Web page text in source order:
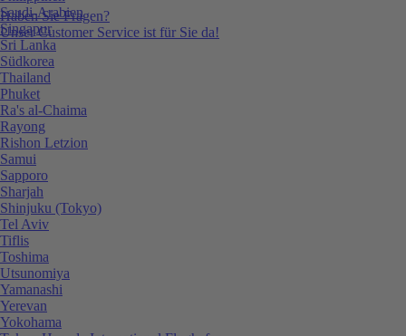
Haben Sie Fragen?
Unser Customer Service ist für Sie da!
Saudi-Arabien
Singapur
Sri Lanka
Südkorea
Thailand
Phuket
Ra's al-Chaima
Rayong
Rishon Letzion
Samui
Sapporo
Sharjah
Shinjuku (Tokyo)
Tel Aviv
Tiflis
Toshima
Utsunomiya
Yamanashi
Yerevan
Yokohama